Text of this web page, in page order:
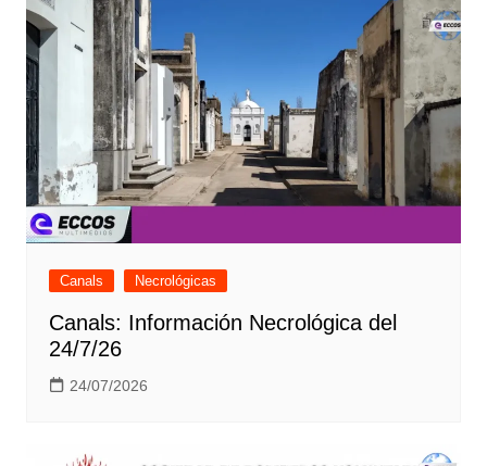
Canals Necrológicas
Canals: Información Necrológica del
24/7/26
24/07/2026